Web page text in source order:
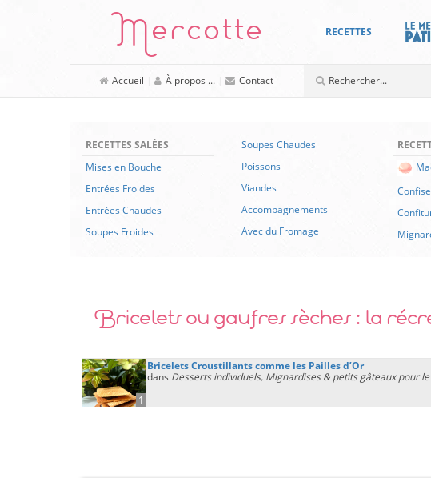
Mercotte RECETTES
Accueil | À propos ... | Contact
RECETTES SALÉES
Mises en Bouche
Entrées Froides
Entrées Chaudes
Soupes Froides
Soupes Chaudes
Poissons
Viandes
Accompagnements
Avec du Fromage
Bricelets ou gaufres sèches : la
1
Bricelets Croustillants comme les Pailles d’Or
dans Desserts individuels, Mignardises & petits gâteaux pour